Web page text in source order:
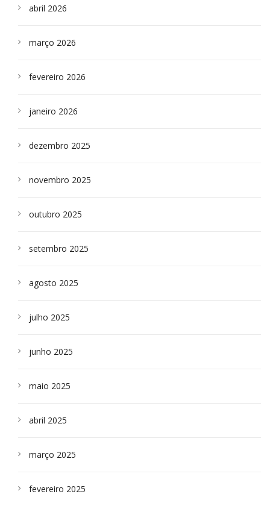
abril 2026
março 2026
fevereiro 2026
janeiro 2026
dezembro 2025
novembro 2025
outubro 2025
setembro 2025
agosto 2025
julho 2025
junho 2025
maio 2025
abril 2025
março 2025
fevereiro 2025